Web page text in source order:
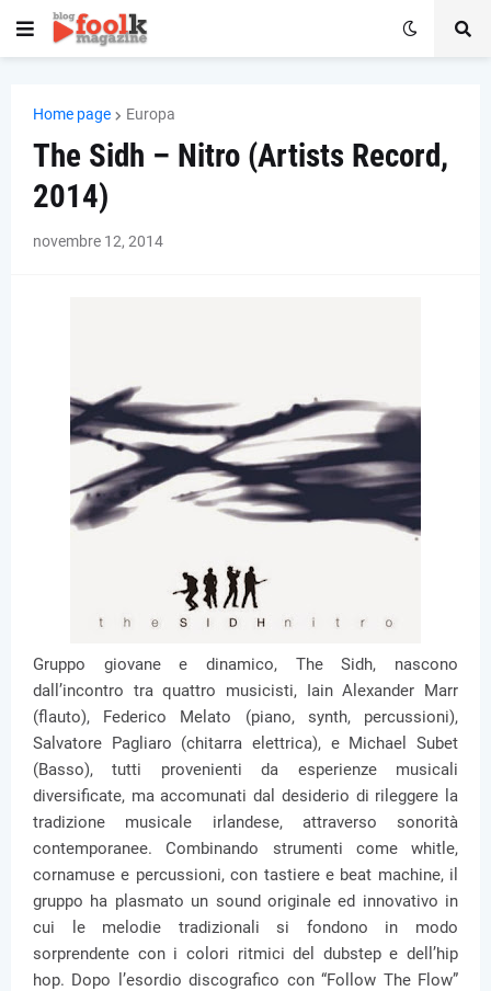
Home page Europa
The Sidh – Nitro (Artists Record,
2014)
novembre 12, 2014
Gruppo giovane e dinamico, The Sidh, nascono
dall’incontro tra quattro musicisti, Iain Alexander Marr
(flauto), Federico Melato (piano, synth, percussioni),
Salvatore Pagliaro (chitarra elettrica), e Michael Subet
(Basso), tutti provenienti da esperienze musicali
diversificate, ma accomunati dal desiderio di rileggere la
tradizione musicale irlandese, attraverso sonorità
contemporanee. Combinando strumenti come whitle,
cornamuse e percussioni, con tastiere e beat machine, il
gruppo ha plasmato un sound originale ed innovativo in
cui le melodie tradizionali si fondono in modo
sorprendente con i colori ritmici del dubstep e dell’hip
hop. Dopo l’esordio discografico con “Follow The Flow”